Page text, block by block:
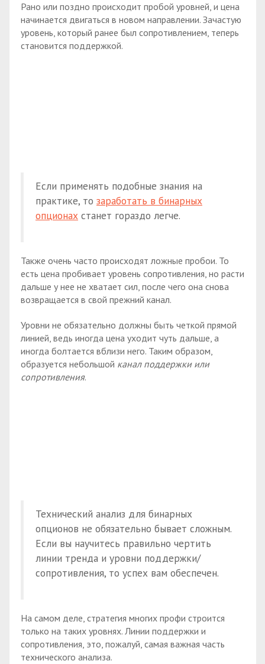
Рано или поздно происходит пробой уровней, и цена
начинается двигаться в новом направлении. Зачастую
уровень, который ранее был сопротивлением, теперь
становится поддержкой.
Если применять подобные знания на
практике, то заработать в бинарных
опционах станет гораздо легче.
Также очень часто происходят ложные пробои. То
есть цена пробивает уровень сопротивления, но расти
дальше у нее не хватает сил, после чего она снова
возвращается в свой прежний канал.
Уровни не обязательно должны быть четкой прямой
линией, ведь иногда цена уходит чуть дальше, а
иногда болтается вблизи него. Таким образом,
образуется небольшой канал поддержки или
сопротивления.
Технический анализ для бинарных
опционов не обязательно бывает сложным.
Если вы научитесь правильно чертить
линии тренда и уровни поддержки/
сопротивления, то успех вам обеспечен.
На самом деле, стратегия многих профи строится
только на таких уровнях. Линии поддержки и
сопротивления, это, пожалуй, самая важная часть
технического анализа.